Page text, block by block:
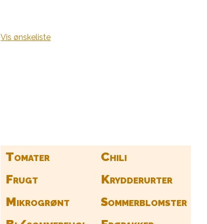
Vis ønskeliste
Tomater
Chili
Frugt
Krydderurter
Mikrogrønt
Sommerblomster